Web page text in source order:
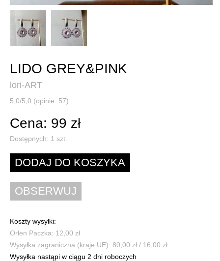
LIDO GREY&PINK
lori-ART
5,0/5,0 (opinie: 57)
Cena: 99 zł
Dostępnych: 1 szt.
Koszty wysyłki:
Orlen Paczka: 12,00 zł
Wysyłka zagraniczna (kraje UE): 80,00 zł / 16,00 zł
Wysyłka nastąpi w ciągu 2 dni roboczych